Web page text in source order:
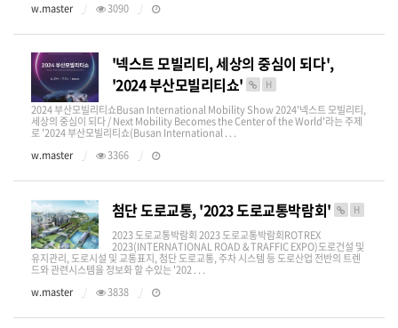
w.master
3090
'넥스트 모빌리티, 세상의 중심이 되다',
'2024 부산모빌리티쇼'
H
2024 부산모빌리티쇼Busan International Mobility Show 2024'넥스트 모빌리티,
세상의 중심이 되다 / Next Mobility Becomes the Center of the World'라는 주제
로 '2024 부산모빌리티쇼(Busan International . . .
w.master
3366
첨단 도로교통, '2023 도로교통박람회' H
2023 도로교통박람회 2023 도로교통박람회ROTREX
2023(INTERNATIONAL ROAD & TRAFFIC EXPO)​도로건설 및
유지관리, 도로시설 및 교통표지, 첨단 도로교통, 주차 시스템 등 도로산업 전반의 트렌
드와 관련시스템을 정보화 할 수있는 '202 . . .
w.master
3838